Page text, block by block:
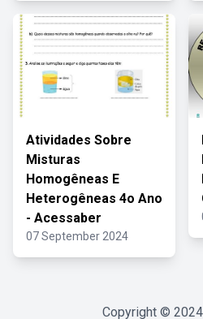
Atividades Sobre
Misturas
Homogêneas E
Heterogêneas 4o Ano
- Acessaber
07 September 2024
Copyright © 2024